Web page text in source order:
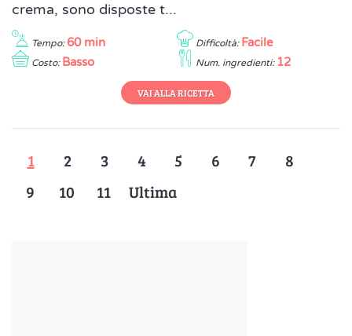
crema, sono disposte t...
Tempo: 60 min Difficoltà: Facile
Costo: Basso Num. ingredienti: 12
VAI ALLA RICETTA
1 2 3 4 5 6 7
8
9
10 11 Ultima